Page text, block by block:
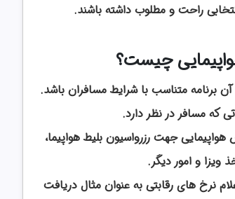
راحت و مطلوب داشته باشند.
چیست؟
برنامه متناسب با شرایط مسافران باشد.
که مسافر در نظر دارد.
جهت رزرواسیون بلیط هواپیما،
ویزا و امور دیگر.
نرخ های رقابتی به عنوان مثال دریافت